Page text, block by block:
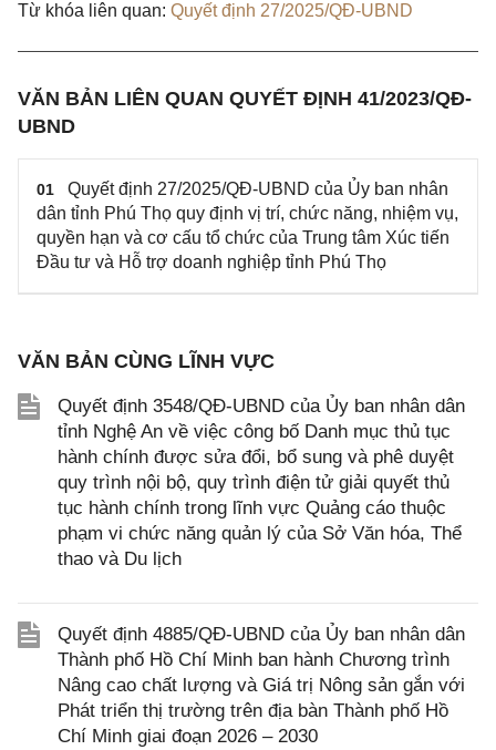
Từ khóa liên quan: Quyết định 27/2025/QĐ-UBND
VĂN BẢN LIÊN QUAN QUYẾT ĐỊNH 41/2023/QĐ-
UBND
01
Quyết định 27/2025/QĐ-UBND của Ủy ban nhân
dân tỉnh Phú Thọ quy định vị trí, chức năng, nhiệm vụ,
quyền hạn và cơ cấu tổ chức của Trung tâm Xúc tiến
Đầu tư và Hỗ trợ doanh nghiệp tỉnh Phú Thọ
VĂN BẢN CÙNG LĨNH VỰC
Quyết định 3548/QĐ-UBND của Ủy ban nhân dân
tỉnh Nghệ An về việc công bố Danh mục thủ tục
hành chính được sửa đổi, bổ sung và phê duyệt
quy trình nội bộ, quy trình điện tử giải quyết thủ
tục hành chính trong lĩnh vực Quảng cáo thuộc
phạm vi chức năng quản lý của Sở Văn hóa, Thể
thao và Du lịch
Quyết định 4885/QĐ-UBND của Ủy ban nhân dân
Thành phố Hồ Chí Minh ban hành Chương trình
Nâng cao chất lượng và Giá trị Nông sản gắn với
Phát triển thị trường trên địa bàn Thành phố Hồ
Chí Minh giai đoạn 2026 – 2030